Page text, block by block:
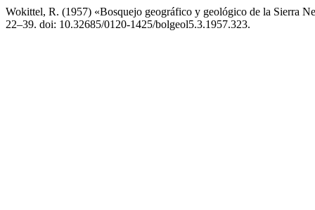
Wokittel, R. (1957) «Bosquejo geográfico y geológico de la Sierra
22–39. doi: 10.32685/0120-1425/bolgeol5.3.1957.323.